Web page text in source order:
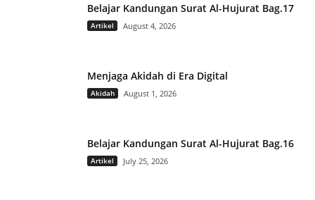
Belajar Kandungan Surat Al-Hujurat Bag.17
Artikel August 4, 2026
Menjaga Akidah di Era Digital
Akidah August 1, 2026
Belajar Kandungan Surat Al-Hujurat Bag.16
Artikel July 25, 2026